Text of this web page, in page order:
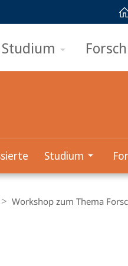
Studium
Studium
Workshop zum Thema